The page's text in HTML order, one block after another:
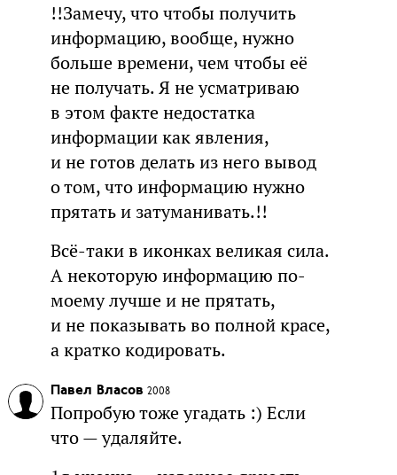
!!Замечу, что чтобы получить
информацию, вообще, нужно
больше времени, чем чтобы её
не получать. Я не усматриваю
в этом факте недостатка
информации как явления,
и не готов делать из него вывод
о том, что информацию нужно
прятать и затуманивать.!!
Всё-таки в иконках великая сила.
А некоторую информацию по-
моему лучше и не прятать,
и не показывать во полной красе,
а кратко кодировать.
Павел Власов 2008
Попробую тоже угадать :) Если
что — удаляйте.